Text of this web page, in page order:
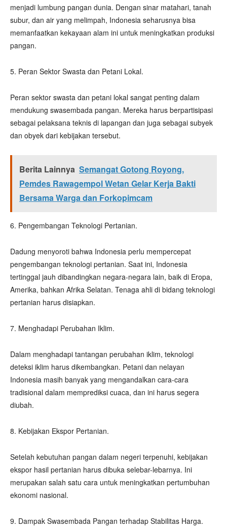
menjadi lumbung pangan dunia. Dengan sinar matahari, tanah
subur, dan air yang melimpah, Indonesia seharusnya bisa
memanfaatkan kekayaan alam ini untuk meningkatkan produksi
pangan.
5. Peran Sektor Swasta dan Petani Lokal.
Peran sektor swasta dan petani lokal sangat penting dalam
mendukung swasembada pangan. Mereka harus berpartisipasi
sebagai pelaksana teknis di lapangan dan juga sebagai subyek
dan obyek dari kebijakan tersebut.
Berita Lainnya Semangat Gotong Royong,
Pemdes Rawagempol Wetan Gelar Kerja Bakti
Bersama Warga dan Forkopimcam
6. Pengembangan Teknologi Pertanian.
Dadung menyoroti bahwa Indonesia perlu mempercepat
pengembangan teknologi pertanian. Saat ini, Indonesia
tertinggal jauh dibandingkan negara-negara lain, baik di Eropa,
Amerika, bahkan Afrika Selatan. Tenaga ahli di bidang teknologi
pertanian harus disiapkan.
7. Menghadapi Perubahan Iklim.
Dalam menghadapi tantangan perubahan iklim, teknologi
deteksi iklim harus dikembangkan. Petani dan nelayan
Indonesia masih banyak yang mengandalkan cara-cara
tradisional dalam memprediksi cuaca, dan ini harus segera
diubah.
8. Kebijakan Ekspor Pertanian.
Setelah kebutuhan pangan dalam negeri terpenuhi, kebijakan
ekspor hasil pertanian harus dibuka selebar-lebarnya. Ini
merupakan salah satu cara untuk meningkatkan pertumbuhan
ekonomi nasional.
9. Dampak Swasembada Pangan terhadap Stabilitas Harga.